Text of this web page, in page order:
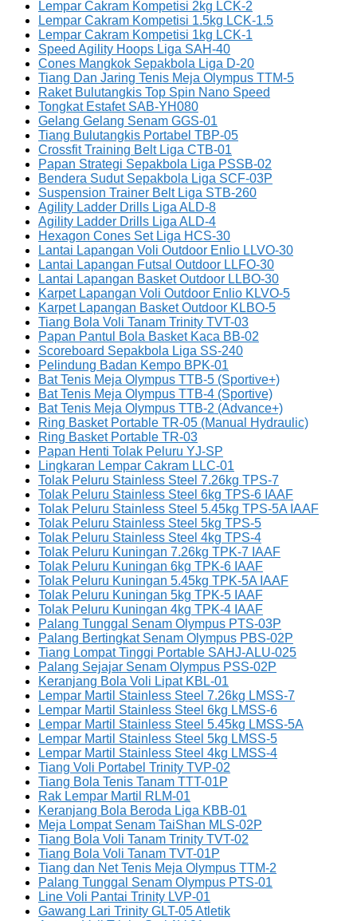
Lempar Cakram Kompetisi 2kg LCK-2
Lempar Cakram Kompetisi 1.5kg LCK-1.5
Lempar Cakram Kompetisi 1kg LCK-1
Speed Agility Hoops Liga SAH-40
Cones Mangkok Sepakbola Liga D-20
Tiang Dan Jaring Tenis Meja Olympus TTM-5
Raket Bulutangkis Top Spin Nano Speed
Tongkat Estafet SAB-YH080
Gelang Gelang Senam GGS-01
Tiang Bulutangkis Portabel TBP-05
Crossfit Training Belt Liga CTB-01
Papan Strategi Sepakbola Liga PSSB-02
Bendera Sudut Sepakbola Liga SCF-03P
Suspension Trainer Belt Liga STB-260
Agility Ladder Drills Liga ALD-8
Agility Ladder Drills Liga ALD-4
Hexagon Cones Set Liga HCS-30
Lantai Lapangan Voli Outdoor Enlio LLVO-30
Lantai Lapangan Futsal Outdoor LLFO-30
Lantai Lapangan Basket Outdoor LLBO-30
Karpet Lapangan Voli Outdoor Enlio KLVO-5
Karpet Lapangan Basket Outdoor KLBO-5
Tiang Bola Voli Tanam Trinity TVT-03
Papan Pantul Bola Basket Kaca BB-02
Scoreboard Sepakbola Liga SS-240
Pelindung Badan Kempo BPK-01
Bat Tenis Meja Olympus TTB-5 (Sportive+)
Bat Tenis Meja Olympus TTB-4 (Sportive)
Bat Tenis Meja Olympus TTB-2 (Advance+)
Ring Basket Portable TR-05 (Manual Hydraulic)
Ring Basket Portable TR-03
Papan Henti Tolak Peluru YJ-SP
Lingkaran Lempar Cakram LLC-01
Tolak Peluru Stainless Steel 7.26kg TPS-7
Tolak Peluru Stainless Steel 6kg TPS-6 IAAF
Tolak Peluru Stainless Steel 5.45kg TPS-5A IAAF
Tolak Peluru Stainless Steel 5kg TPS-5
Tolak Peluru Stainless Steel 4kg TPS-4
Tolak Peluru Kuningan 7.26kg TPK-7 IAAF
Tolak Peluru Kuningan 6kg TPK-6 IAAF
Tolak Peluru Kuningan 5.45kg TPK-5A IAAF
Tolak Peluru Kuningan 5kg TPK-5 IAAF
Tolak Peluru Kuningan 4kg TPK-4 IAAF
Palang Tunggal Senam Olympus PTS-03P
Palang Bertingkat Senam Olympus PBS-02P
Tiang Lompat Tinggi Portable SAHJ-ALU-025
Palang Sejajar Senam Olympus PSS-02P
Keranjang Bola Voli Lipat KBL-01
Lempar Martil Stainless Steel 7.26kg LMSS-7
Lempar Martil Stainless Steel 6kg LMSS-6
Lempar Martil Stainless Steel 5.45kg LMSS-5A
Lempar Martil Stainless Steel 5kg LMSS-5
Lempar Martil Stainless Steel 4kg LMSS-4
Tiang Voli Portabel Trinity TVP-02
Tiang Bola Tenis Tanam TTT-01P
Rak Lempar Martil RLM-01
Keranjang Bola Beroda Liga KBB-01
Meja Lompat Senam TaiShan MLS-02P
Tiang Bola Voli Tanam Trinity TVT-02
Tiang Bola Voli Tanam TVT-01P
Tiang dan Net Tenis Meja Olympus TTM-2
Palang Tunggal Senam Olympus PTS-01
Line Voli Pantai Trinity LVP-01
Gawang Lari Trinity GLT-05 Atletik